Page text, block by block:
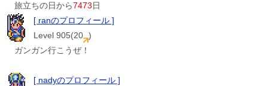
旅立ちの日から7473日
[ ranのプロフィール ]
Level 905(20 )
ガンガン行こうぜ！
[ nadyのプロフィール ]